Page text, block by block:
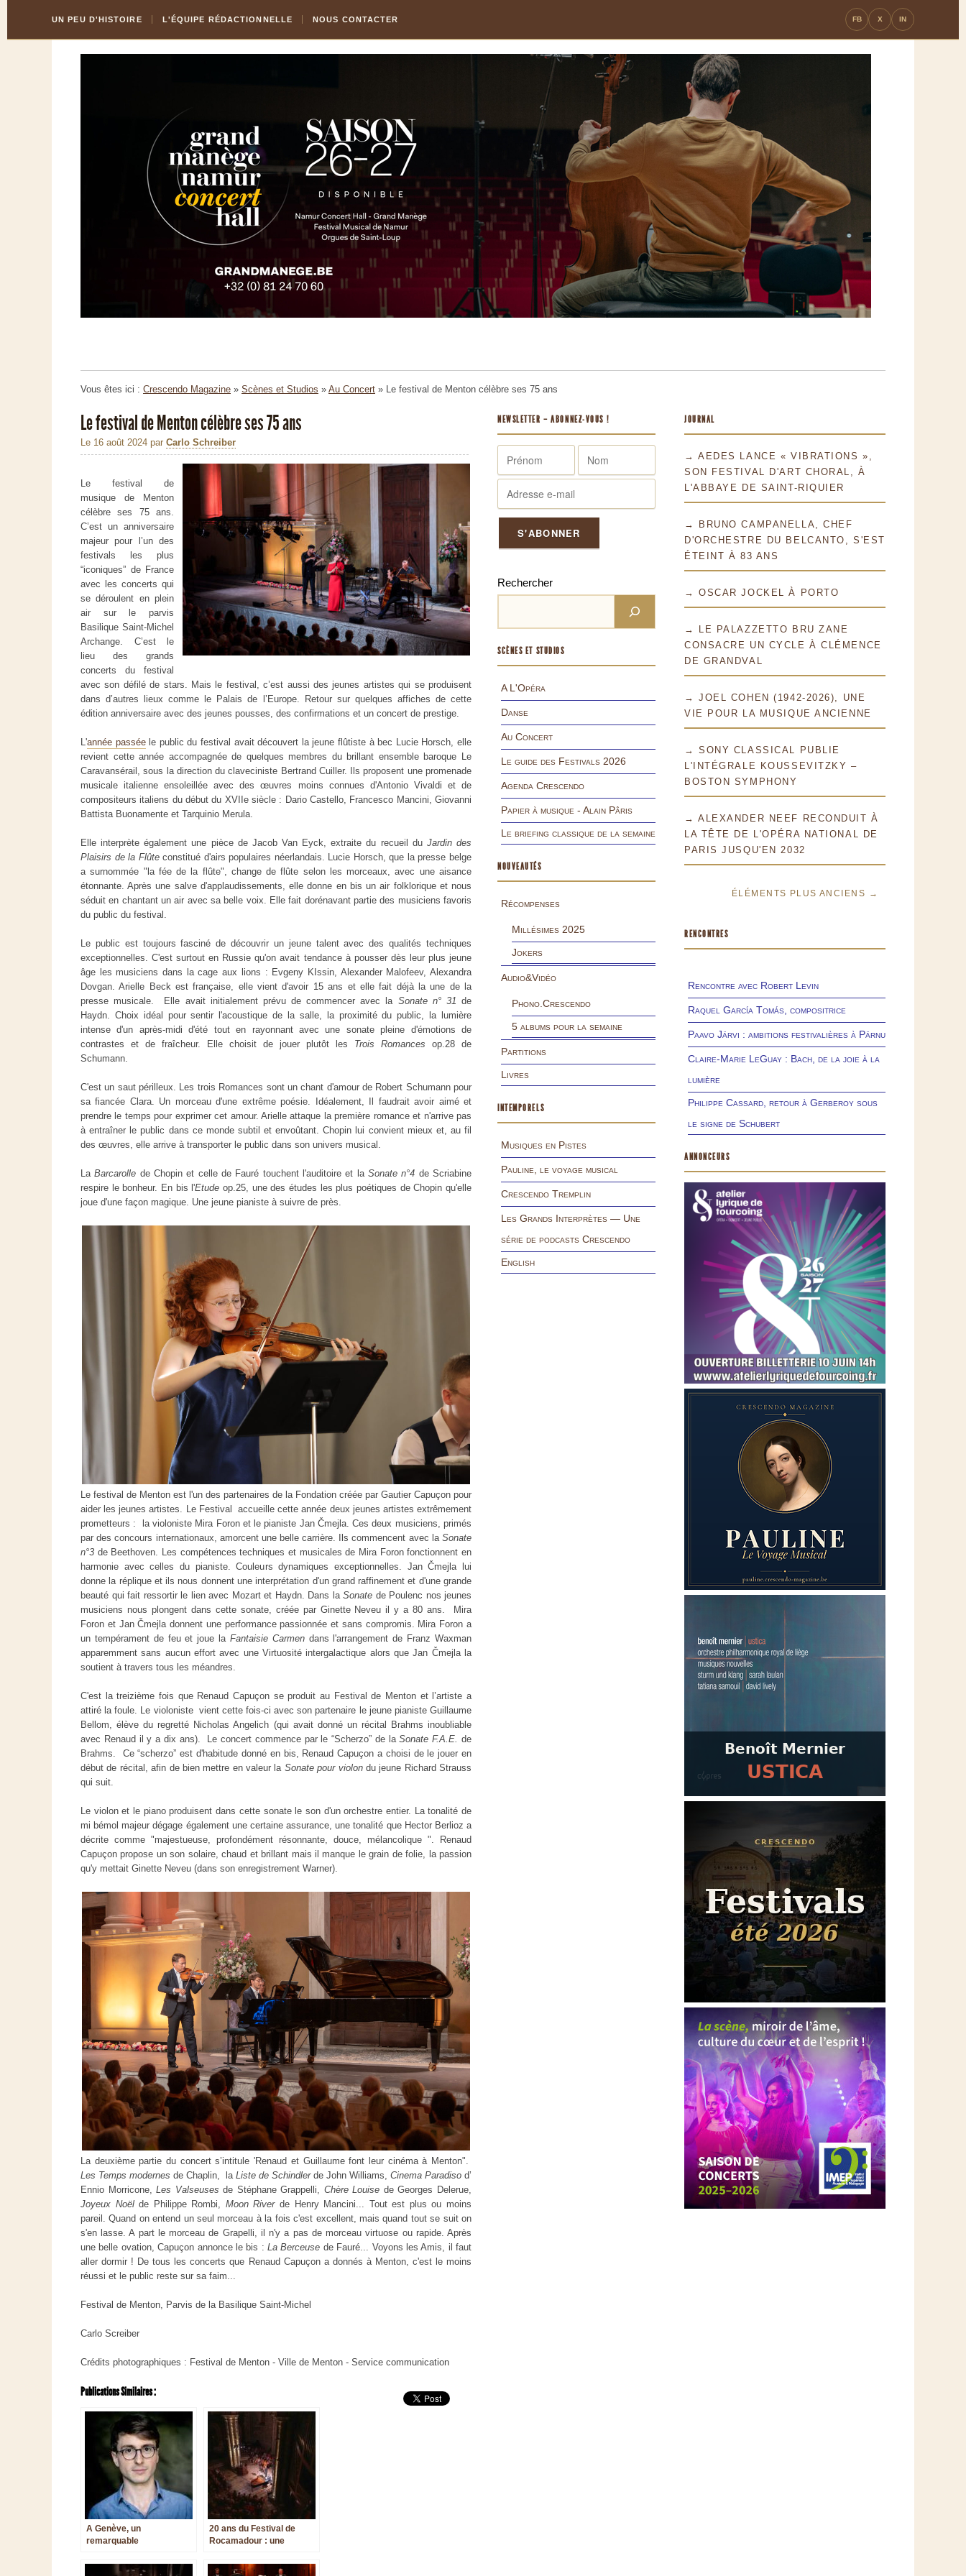
Content
la
UN PEU D'HISTOIRE L'ÉQUIPE RÉDACTIONNELLE NOUS CONTACTER FB X IN
Vous êtes ici : Crescendo Magazine » Scènes et Studios » Au Concert » Le festival de Menton célèbre ses 75 ans
Le festival de Menton célèbre ses 75 ans
Le 16 août 2024 par Carlo Schreiber
Le festival de
musique de Menton
célèbre ses 75 ans.
C’est un anniversaire
majeur pour l’un des
festivals les plus
“iconiques” de France
avec les concerts qui
se déroulent en plein
air sur le parvis
Basilique Saint-Michel
Archange. C’est le
lieu des grands
concerts du festival
avec son défilé de stars. Mais le festival, c’est aussi des jeunes artistes qui se produisent
dans d’autres lieux comme le Palais de l’Europe. Retour sur quelques affiches de cette
édition anniversaire avec des jeunes pousses, des confirmations et un concert de prestige.
L'année passéele public du festival avait découvert la jeune flûtiste à bec Lucie Horsch, elle
revient cette année accompagnée de quelques membres du brillant ensemble baroque Le
Caravansérail, sous la direction du claveciniste Bertrand Cuiller. Ils proposent une promenade
musicale italienne ensoleillée avec des œuvres moins connues d'Antonio Vivaldi et de
compositeurs italiens du début du XVIIe siècle : Dario Castello, Francesco Mancini, Giovanni
Battista Buonamente et Tarquinio Merula.
Elle interprète également une pièce de Jacob Van Eyck, extraite du recueil du Jardin des
Plaisirs de la Flûteconstitué d'airs populaires néerlandais. Lucie Horsch, que la presse belge
a surnommée "la fée de la flûte", change de flûte selon les morceaux, avec une aisance
étonnante. Après une salve d'applaudissements, elle donne en bis un air folklorique et nous
séduit en chantant un air avec sa belle voix. Elle fait dorénavant partie des musiciens favoris
du public du festival.
Le public est toujours fasciné de découvrir un jeune talent avec des qualités techniques
exceptionnelles. C'est surtout en Russie qu'on avait tendance à pousser dès leur plus jeune
âge les musiciens dans la cage aux lions : Evgeny KIssin, Alexander Malofeev, Alexandra
Dovgan. Arielle Beck est française, elle vient d'avoir 15 ans et elle fait déjà la une de la
presse musicale. Elle avait initialement prévu de commencer avec la Sonate n° 31 de
Haydn. Choix idéal pour sentir l'acoustique de la salle, la proximité du public, la lumière
intense d'un après-midi d'été tout en rayonnant avec une sonate pleine d'émotions de
contrastes et de fraîcheur. Elle choisit de jouer plutôt les Trois Romances op.28 de
Schumann.
C'est un saut périlleux. Les trois Romances sont un chant d'amour de Robert Schumann pour
sa fiancée Clara. Un morceau d'une extrême poésie. Idéalement, Il faudrait avoir aimé et
prendre le temps pour exprimer cet amour. Arielle attaque la première romance et n'arrive pas
à entraîner le public dans ce monde subtil et envoûtant. Chopin lui convient mieux et, au fil
des œuvres, elle arrive à transporter le public dans son univers musical.
LaBarcarolle de Chopin et celle de Fauré touchent l'auditoire et laSonate n°4 de Scriabine
respire le bonheur. En bis l'Etude op.25, une des études les plus poétiques de Chopin qu'elle
joue d'une façon magique. Une jeune pianiste à suivre de près.
Le festival de Menton est l'un des partenaires de la Fondation créée par Gautier Capuçon pour
aider les jeunes artistes. Le Festival accueille cette année deux jeunes artistes extrêmement
prometteurs : la violoniste Mira Foron et le pianiste Jan Čmejla. Ces deux musiciens, primés
par des concours internationaux, amorcent une belle carrière. Ils commencent avec la Sonate
n°3 de Beethoven. Les compétences techniques et musicales de Mira Foron fonctionnent en
harmonie avec celles du pianiste. Couleurs dynamiques exceptionnelles. Jan Čmejla lui
donne la réplique et ils nous donnent une interprétation d'un grand raffinement et d'une grande
beauté qui fait ressortir le lien avec Mozart et Haydn. Dans laSonate de Poulenc nos jeunes
musiciens nous plongent dans cette sonate, créée par Ginette Neveu il y a 80 ans. Mira
Foron et Jan Čmejla donnent une performance passionnée et sans compromis. Mira Foron a
un tempérament de feu et joue laFantaisie Carmendans l'arrangement de Franz Waxman
apparemment sans aucun effort avec une Virtuosité intergalactique alors que Jan Čmejla la
soutient à travers tous les méandres.
C'est la treizième fois que Renaud Capuçon se produit au Festival de Menton et l’artiste a
attiré la foule. Le violoniste vient cette fois-ci avec son partenaire le jeune pianiste Guillaume
Bellom, élève du regretté Nicholas Angelich (qui avait donné un récital Brahms inoubliable
avec Renaud il y a dix ans). Le concert commence par le “Scherzo” de laSonate F.A.E. de
Brahms. Ce “scherzo” est d'habitude donné en bis, Renaud Capuçon a choisi de le jouer en
début de récital, afin de bien mettre en valeur laSonate pour violon du jeune Richard Strauss
qui suit.
Le violon et le piano produisent dans cette sonate le son d'un orchestre entier. La tonalité de
mi bémol majeur dégage également une certaine assurance, une tonalité que Hector Berlioz a
décrite comme "majestueuse, profondément résonnante, douce, mélancolique ". Renaud
Capuçon propose un son solaire, chaud et brillant mais il manque le grain de folie, la passion
qu'y mettait Ginette Neveu (dans son enregistrement Warner).
La deuxième partie du concert s’intitule 'Renaud et Guillaume font leur cinéma à Menton".
Les Temps modernes de Chaplin, la Liste de Schindler de John Williams, Cinema Paradiso d’
Ennio Morricone, Les Valseuses de Stéphane Grappelli, Chère Louise de Georges Delerue,
Joyeux Noëlde Philippe Rombi, Moon Riverde Henry Mancini... Tout est plus ou moins
pareil. Quand on entend un seul morceau à la fois c'est excellent, mais quand tout se suit on
s'en lasse. A part le morceau de Grapelli, il n'y a pas de morceau virtuose ou rapide. Après
une belle ovation, Capuçon annonce le bis : La Berceuse de Fauré... Voyons les Amis, il faut
aller dormir ! De tous les concerts que Renaud Capuçon a donnés à Menton, c'est le moins
réussi et le public reste sur sa faim...
Festival de Menton, Parvis de la Basilique Saint-Michel
Carlo Screiber
Crédits photographiques : Festival de Menton - Ville de Menton - Service communication
Publications Similaires :
A Genève, un
remarquable
Renaud Capuçon
20 ans du Festival de
Rocamadour : une
musicale
NEWSLETTER – ABONNEZ-VOUS !
Rechercher
SCÈNES ET STUDIOS
A L'Opéra
Danse
Au Concert
Le guide des Festivals 2026
Agenda Crescendo
Papier à musique - Alain Pâris
Le briefing classique de la semaine
NOUVEAUTÉS
Récompenses
Millésimes 2025
Jokers
Audio&Vidéo
Phono.Crescendo
5 albums pour la semaine
Partitions
Livres
INTEMPORELS
Musiques en Pistes
Pauline, le voyage musical
Crescendo Tremplin
Les Grands Interprètes — Une
série de podcasts Crescendo
English
JOURNAL
→ AEDES LANCE « VIBRATIONS »,
SON FESTIVAL D'ART CHORAL, À
L'ABBAYE DE SAINT-RIQUIER
→ BRUNO CAMPANELLA, CHEF
D'ORCHESTRE DU BELCANTO, S'EST
ÉTEINT À 83 ANS
→ OSCAR JOCKEL À PORTO
→ LE PALAZZETTO BRU ZANE
CONSACRE UN CYCLE À CLÉMENCE
DE GRANDVAL
→ JOEL COHEN (1942-2026), UNE
VIE POUR LA MUSIQUE ANCIENNE
→ SONY CLASSICAL PUBLIE
L'INTÉGRALE KOUSSEVITZKY –
BOSTON SYMPHONY
→ ALEXANDER NEEF RECONDUIT À
LA TÊTE DE L'OPÉRA NATIONAL DE
PARIS JUSQU'EN 2032
ÉLÉMENTS PLUS ANCIENS →
RENCONTRES
Rencontre avec Robert Levin
Raquel García Tomás, compositrice
Paavo Järvi : ambitions festivalières à Pärnu
Claire-Marie LeGuay : Bach, de la joie à la
lumière
Philippe Cassard, retour à Gerberoy sous
le signe de Schubert
ANNONCEURS